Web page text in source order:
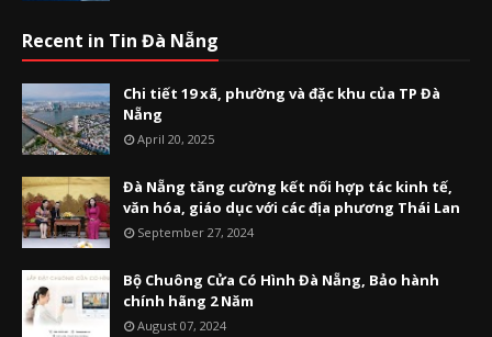
Recent in Tin Đà Nẵng
Chi tiết 19 xã, phường và đặc khu của TP Đà
Nẵng
April 20, 2025
Đà Nẵng tăng cường kết nối hợp tác kinh tế,
văn hóa, giáo dục với các địa phương Thái Lan
September 27, 2024
Bộ Chuông Cửa Có Hình Đà Nẵng, Bảo hành
chính hãng 2 Năm
August 07, 2024